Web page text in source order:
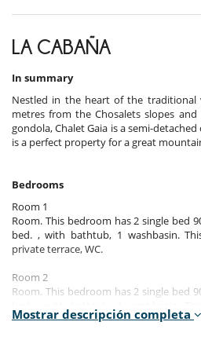
LA CABAÑA
In summary
Nestled in the heart of the traditional
metres from the Chosalets slopes
gondola, Chalet Gaia is a semi-
is a perfect property for a great
Bedrooms
Room 1
Room. This bedroom has 2 single bed
bed. , with bathtub, 1 washbasin.
private terrace, WC.
Room 2
Room. This bedroom has 2 single bed
private terrace, WC.
Mostrar descripción completa